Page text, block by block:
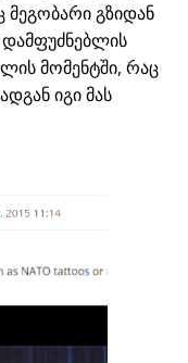
მეგობარი გზიდან
მომენტში, რაც
იგი მას